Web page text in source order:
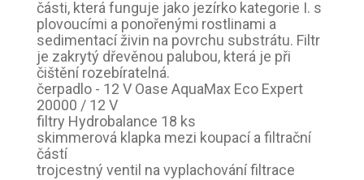
části, která funguje jako jezírko kategorie I. s
plovoucími a ponořenými rostlinami a
sedimentací živin na povrchu substrátu. Filtr
je zakrytý dřevěnou palubou, která je při
čištění rozebíratelná.
čerpadlo - 12 V Oase AquaMax Eco Expert
20000 / 12 V
filtry Hydrobalance 18 ks
skimmerová klapka mezi koupací a filtrační
částí
trojcestný ventil na vyplachování filtrace